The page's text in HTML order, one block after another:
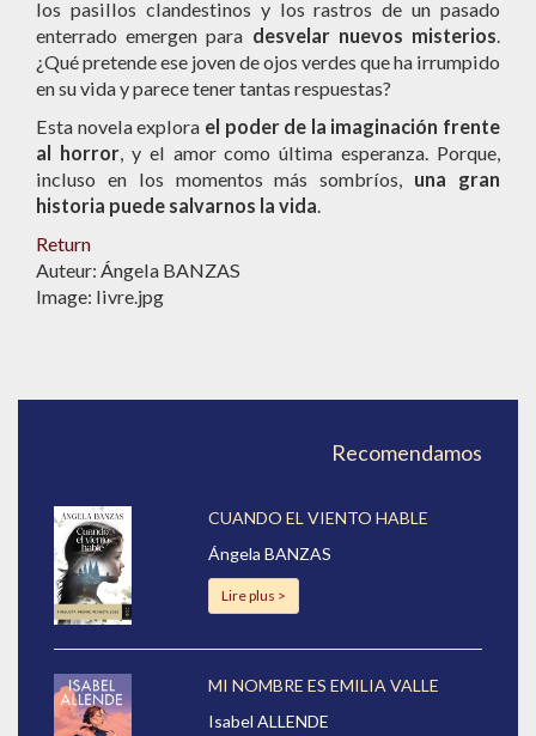
los pasillos clandestinos y los rastros de un pasado
enterrado emergen para desvelar nuevos misterios
¿Qué pretende ese joven de ojos verdes que ha irrumpido
en su vida y parece tener tantas respuestas?
Esta novela explora el poder de la imaginación frente
al horror, y el amor como última esperanza. Porque,
incluso en los momentos más sombríos, una gran
historia puede salvarnos la vida
Return
Auteur: Ángela BANZAS
Image: livre.jpg
Recomendamos
CUANDO EL VIENTO HABLE
Ángela BANZAS
Lire plus >
MI NOMBRE ES EMILIA VALLE
Isabel ALLENDE